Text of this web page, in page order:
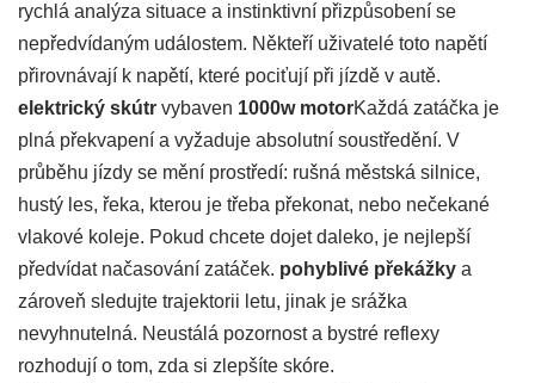
rychlá analýza situace a instinktivní přizpůsobení se
nepředvídaným událostem. Někteří uživatelé toto napětí
přirovnávají k napětí, které pociťují při jízdě v autě.
elektrický skútr vybaven 1000w motorKaždá zatáčka je
plná překvapení a vyžaduje absolutní soustředění. V
průběhu jízdy se mění prostředí: rušná městská silnice,
hustý les, řeka, kterou je třeba překonat, nebo nečekané
vlakové koleje. Pokud chcete dojet daleko, je nejlepší
předvídat načasování zatáček. pohyblivé překážky a
zároveň sledujte trajektorii letu, jinak je srážka
nevyhnutelná. Neustálá pozornost a bystré reflexy
rozhodují o tom, zda si zlepšíte skóre.